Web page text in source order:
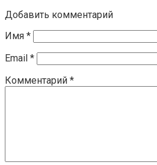
Добавить комментарий
Имя *
Email *
Комментарий *